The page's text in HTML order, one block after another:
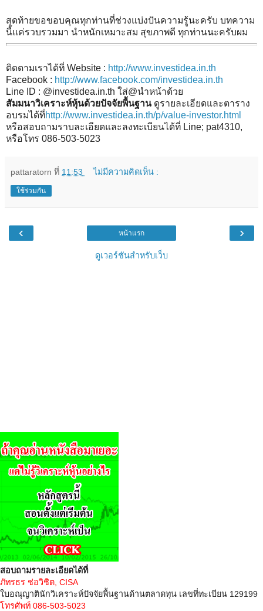
สุดท้ายขอขอบคุณทุกท่านที่ช่วงแบ่งปันความรู้นะครับ บทความ
นี้แค่รวบรวมมา นำหนักเหมาะสม สุขภาพดี ทุกท่านนะครับผม
ติดตามเราได้ที่ Website : http://www.investidea.in.th
Facebook : http://www.facebook.com/investidea.in.th
Line ID : @investidea.in.th ใส่@นำหน้าด้วย
สัมมนาวิเคราะห์หุ้นด้วยปัจจัยพื้นฐาน ดูรายละเอียดและตาราง
อบรมได้ที่http://www.investidea.in.th/p/value-investor.html
หรือสอบถามราบละเอียดและลงทะเบียนได้ที่ Line; pat4310,
หรือโทร 086-503-5023
pattaratorn ที่ 11:53 ไม่มีความคิดเห็น :
ใช้ร่วมกัน
‹ ›
หน้าแรก
ดูเวอร์ชันสำหรับเว็บ
สอบถามรายละเอียดได้ที่
ภัทรธร ช่อวิชิต, CISA
ใบอณุญาตินักวิเคราะห์ปัจจัยพื้นฐานด้านตลาดทุน เลขที่ทะเบียน 129199
โทรศัพท์ 086-503-5023